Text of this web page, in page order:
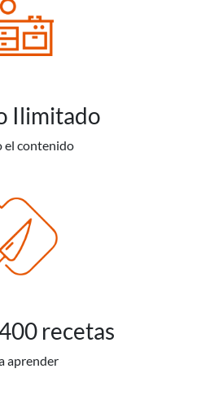
Ilimitado
el contenido
recetas
aprender